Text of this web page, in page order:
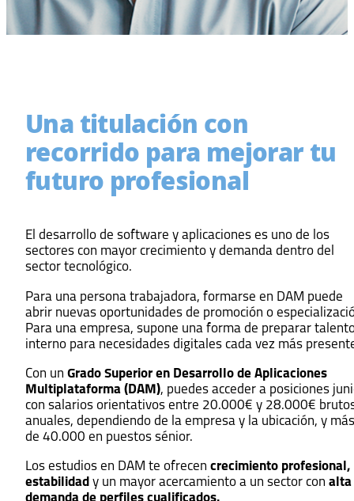
Una titulación con
recorrido para mejorar tu
futuro profesional
El desarrollo de software y aplicaciones es uno de los
sectores con mayor crecimiento y demanda dentro del
sector tecnológico.
Para una persona trabajadora, formarse en DAM puede
abrir nuevas oportunidades de promoción o
Para una empresa, supone una forma de preparar
interno para necesidades digitales cada vez más
Con un Grado Superior en Desarrollo de Aplicaciones
Multiplataforma (DAM), puedes acceder a posiciones
con salarios orientativos entre 20.000€ y 28.000€
anuales, dependiendo de la empresa y la ubicación, y más
de 40.000 en puestos sénior.
Los estudios en DAM te ofrecen crecimiento profesional,
estabilidad y un mayor acercamiento a un sector con alta
demanda de perfiles cualificados.